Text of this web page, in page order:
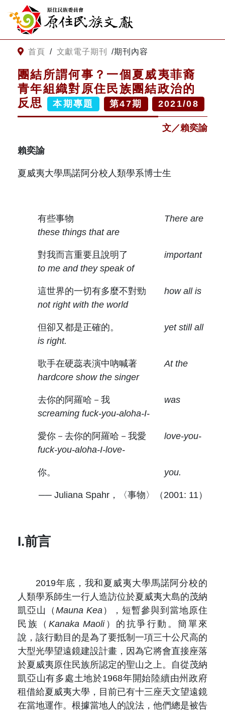
跳到主要內容
網站導覽
客服諮詢
關
請
字
關於我們
原住民族文獻會設置要點
委員介紹
網站訊息
徵稿訊息
本會出版品列表
與國史館共同出版品介紹
本期內容
歷史期刊
訂閱電子報
徵稿說明
期刊查詢
相關連結
首頁 / 文獻電子期刊 /期刊內容
團結所謂何事？一個夏威夷菲裔
青年組織對原住民族團結政治的
反思 本期專題 第47期 2021/08
文／賴奕諭
賴奕諭
夏威夷大學馬諾阿分校人類學系博士生
有些事物 There are
these things that are
對我而言重要且說明了 important
to me and they speak of
這世界的一切有多麼不對勁 how all is
not right with the world
但卻又都是正確的。 yet still all
is right.
歌手在硬蕊表演中吶喊著At the
hardcore show the singer
去你的阿羅哈－我 was
screaming fuck-you-aloha-I-
愛你－去你的阿羅哈－我愛 love-you-
fuck-you-aloha-I-love-
你。 you.
── Juliana Spahr，〈事物〉（2001: 11）
I.前言
2019年底，我和夏威夷大學馬諾阿分校的
人類學系師生一行人造訪位於夏威夷大島的茂納
凱亞山（ Mauna Kea ），短暫參與到當地原住
民族（ Kanaka Maoli）的抗爭行動。簡單來
說，該行動目的是為了要抵制一項三十公尺高的
大型光學望遠鏡建設計畫，因為它將會直接座落
於夏威夷原住民族所認定的聖山之上。自從茂納
凱亞山有多處土地於1968年開始陸續由州政府
租借給夏威夷大學，目前已有十三座天文望遠鏡
在當地運作。根據當地人的說法，他們總是被告